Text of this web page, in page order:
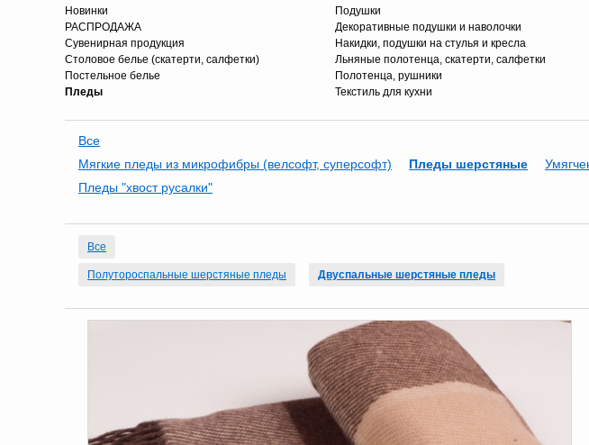
Новинки
РАСПРОДАЖА
Сувенирная продукция
Столовое белье (скатерти, салфетки)
Постельное белье
Пледы
Подушки
Декоративные подушки и наволочки
Накидки, подушки на стулья и кресла
Льняные полотенца, скатерти, салфетки
Полотенца, рушники
Текстиль для кухни
Все
Мягкие пледы из микрофибры (велсофт, суперсофт)
Пледы шерстяные
Пледы "хвост русалки"
Все
Полутороспальные шерстяные пледы Двуспальные шерстяные пледы